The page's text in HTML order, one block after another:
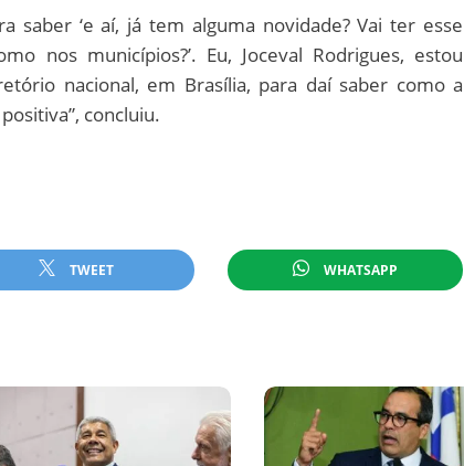
saber ‘e aí, já tem alguma novidade? Vai ter esse
nos municípios?’. Eu, Joceval Rodrigues, estou
nacional, em Brasília, para daí saber como a
concluiu.
TWEET WHATSAPP